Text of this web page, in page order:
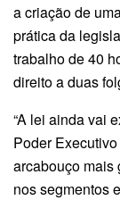
a criação de
prática da
trabalho de 40
direito a duas
“A lei ainda vai
Poder
arcabouço mais
nos segmentos